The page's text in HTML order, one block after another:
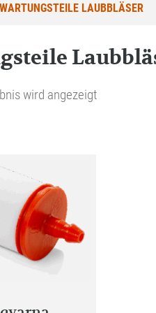
WARTUNGSTEILE LAUBBLÄSER
wird angezeigt